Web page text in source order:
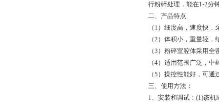
行粉碎处理，能在1-2分
二、产品特点
（1）细度高，速度快
（2）体积小，重量轻
（3）粉碎室腔体采用
（4）适用范围广泛，
（5）操控性能好，可
三、使用方法：
1、安装和调试：(1)该